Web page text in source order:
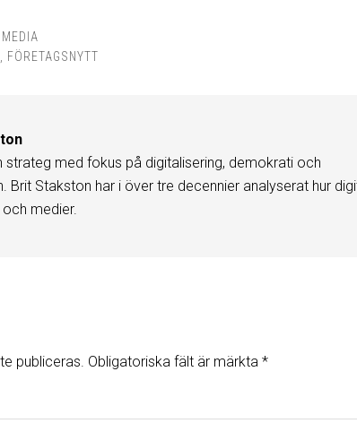
FÖRETAGSNYTT
strateg med fokus på digitalisering, demokrati och
Brit Stakston har i över tre decennier analyserat hur
medier.
publiceras. Obligatoriska fält är märkta *